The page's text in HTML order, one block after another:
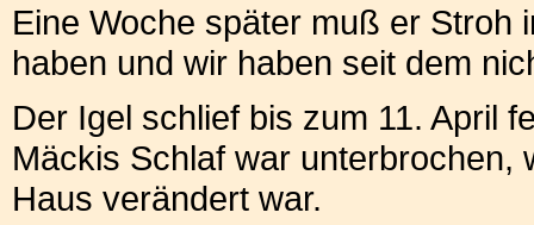
Eine Woche später muß er Stroh
haben und wir haben seit dem
Der Igel schlief bis zum 11. April
Mäckis Schlaf war unterbrochen,
Haus verändert war.